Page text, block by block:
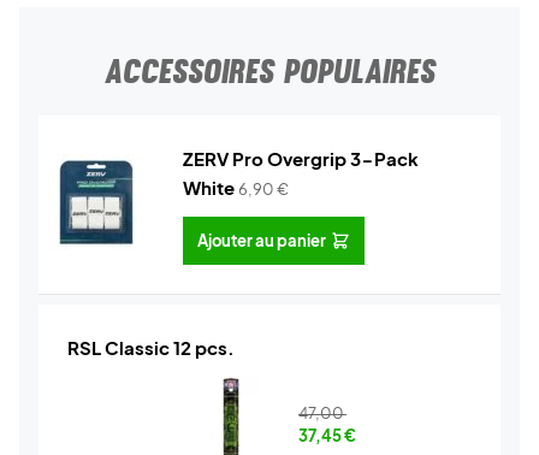
ACCESSOIRES POPULAIRES
ZERV Pro Overgrip 3-Pack
White6,90€
Ajouter au panier
RSL Classic 12 pcs.
47,00
37,45€